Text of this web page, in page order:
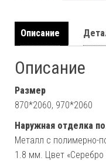
Описание
Описание
Размер
870*2060, 970*2060
Наружная отделка
Металл с полимерно-
1.8 мм. Цвет «Серебро